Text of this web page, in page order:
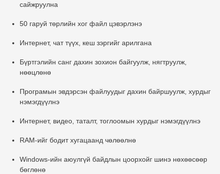
сайжруулна
50 гаруй төрлийн хог файл цэвэрлэнэ
Интернет, чат түүх, кеш зэргийг арилгана
Бүртгэлийн санг дахин зохион байгуулж, нягтруулж,
нөөцлөнө
Програмын эвдэрсэн файлуудыг дахин байршуулж, хурдыг
нэмэгдүүлнэ
Интернет, видео, таталт, тоглоомын хурдыг нэмэгдүүлнэ
RAM-ийг бодит хугацаанд чөлөөлнө
Windows-ийн аюулгүй байдлын цоорхойг шинэ нөхөөсөөр
бөглөнө